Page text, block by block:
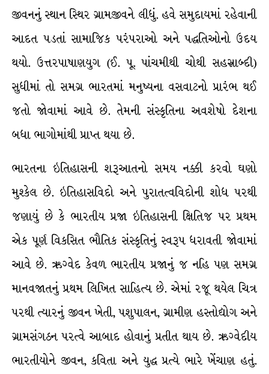
જીવનનું સ્થાન સ્થિર ગ્રામજીવને લીધું. હવે સમુદાયમાં રહેવાની
આદત પડતાં સામાજિક પરંપરાઓ અને પદ્ધતિઓનો ઉદય
થયો. ઉત્તરપાષાણયુગ (ઈ. પૂ. પાંચમીથી ચોથી સહસ્રાબ્દી)
સુધીમાં તો સમગ્ર ભારતમાં મનુષ્યના વસવાટનો પ્રારંભ થઈ
જતો જોવામાં આવે છે. તેમની સંસ્કૃતિના અવશેષો દેશના
બધા ભાગોમાંથી પ્રાપ્ત થયા છે.
ભારતના ઇતિહાસની શરૂઆતનો સમય નક્કી કરવો ઘણો
મુશ્કેલ છે. ઇતિહાસવિદો અને પુરાતત્વવિદોની શોધ પરથી
જણાયું છે કે ભારતીય પ્રજા ઇતિહાસની ક્ષિતિજ પર પ્રથમ
એક પૂર્ણ વિકસિત ભૌતિક સંસ્કૃતિનું સ્વરૂપ ધરાવતી જોવામાં
આવે છે. ઋગ્વેદ કેવળ ભારતીય પ્રજાનું જ નહિ પણ સમગ્ર
માનવજાતનું પ્રથમ લિખિત સાહિત્ય છે. એમાં રજૂ થયેલ ચિત્ર
પરથી ત્યારનું જીવન ખેતી, પશુપાલન, ગ્રામીણ હસ્તોદ્યોગ અને
ગ્રામસંગઠન પરત્વે આબાદ હોવાનું પ્રતીત થાય છે. ઋગ્વેદીય
ભારતીયોને જીવન, કવિતા અને યુદ્ધ પ્રત્યે ભારે ખેંચાણ હતું.